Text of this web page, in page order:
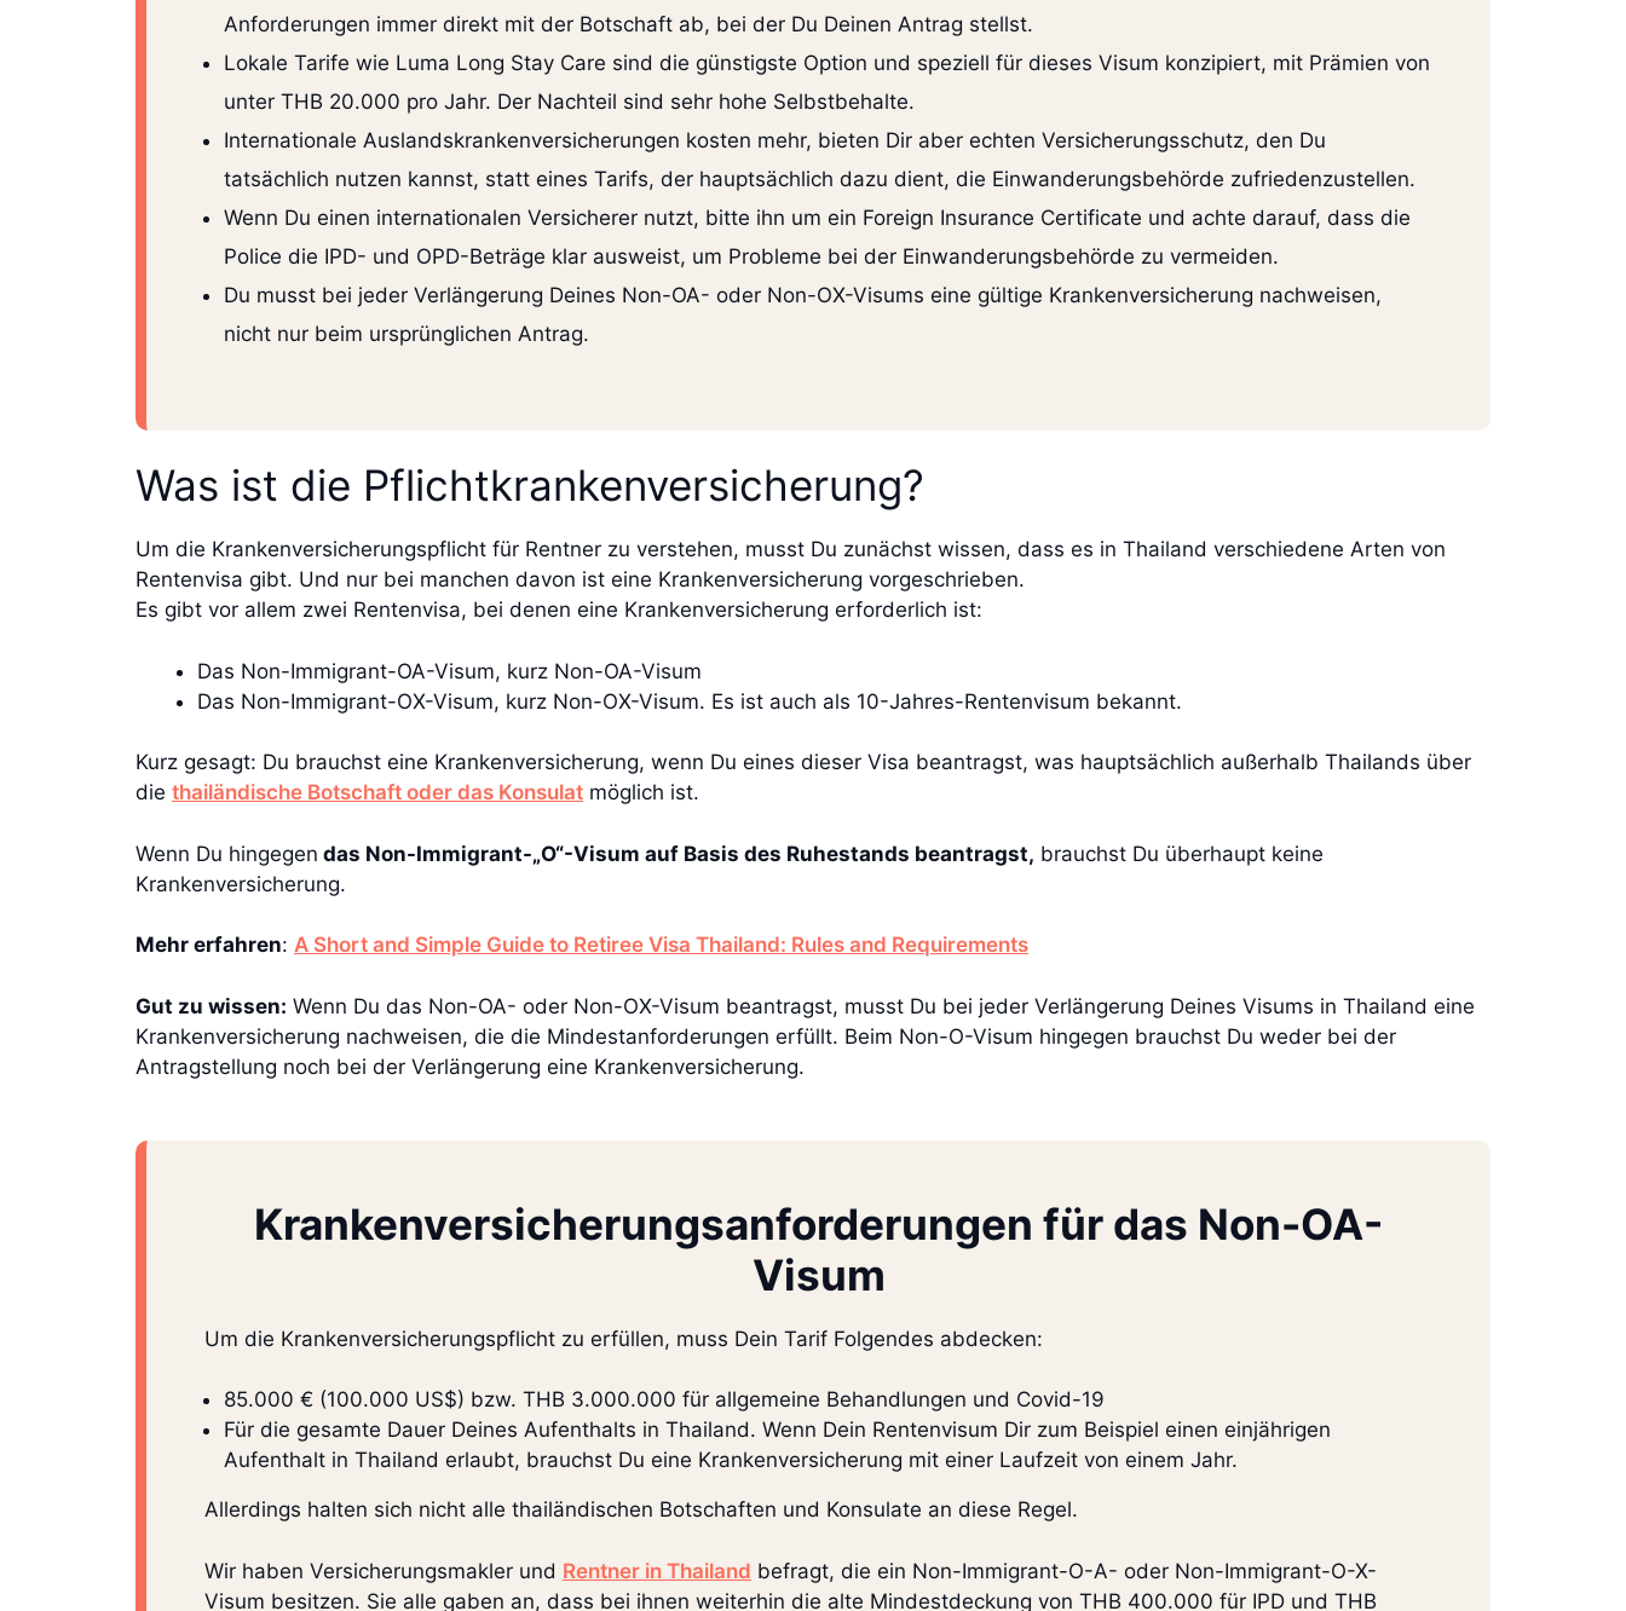
Anforderungen immer direkt mit der Botschaft ab, bei der Du Deinen Antrag stellst.
Lokale Tarife wie Luma Long Stay Care sind die günstigste Option und speziell für dieses Visum konzipiert, mit Prämien von
unter THB 20.000 pro Jahr. Der Nachteil sind sehr hohe Selbstbehalte.
Internationale Auslandskrankenversicherungen kosten mehr, bieten Dir aber echten Versicherungsschutz, den Du
tatsächlich nutzen kannst, statt eines Tarifs, der hauptsächlich dazu dient, die Einwanderungsbehörde zufriedenzustellen.
Wenn Du einen internationalen Versicherer nutzt, bitte ihn um ein Foreign Insurance Certificate und achte darauf, dass die
Police die IPD- und OPD-Beträge klar ausweist, um Probleme bei der Einwanderungsbehörde zu vermeiden.
Du musst bei jeder Verlängerung Deines Non-OA- oder Non-OX-Visums eine gültige Krankenversicherung nachweisen,
nicht nur beim ursprünglichen Antrag.
Was ist die Pflichtkrankenversicherung?
Um die Krankenversicherungspflicht für Rentner zu verstehen, musst Du zunächst wissen, dass es in Thailand verschiedene Arten von
Rentenvisa gibt. Und nur bei manchen davon ist eine Krankenversicherung vorgeschrieben.
Es gibt vor allem zwei Rentenvisa, bei denen eine Krankenversicherung erforderlich ist:
Das Non-Immigrant-OA-Visum, kurz Non-OA-Visum
Das Non-Immigrant-OX-Visum, kurz Non-OX-Visum. Es ist auch als 10-Jahres-Rentenvisum bekannt.
Kurz gesagt: Du brauchst eine Krankenversicherung, wenn Du eines dieser Visa beantragst, was hauptsächlich außerhalb Thailands über
die thailändische Botschaft oder das Konsulat möglich ist.
Wenn Du hingegen das Non-Immigrant-„O“-Visum auf Basis des Ruhestands beantragst, brauchst Du überhaupt keine
Krankenversicherung.
Mehr erfahren: A Short and Simple Guide to Retiree Visa Thailand: Rules and Requirements
Gut zu wissen: Wenn Du das Non-OA- oder Non-OX-Visum beantragst, musst Du bei jeder Verlängerung Deines Visums in Thailand eine
Krankenversicherung nachweisen, die die Mindestanforderungen erfüllt. Beim Non-O-Visum hingegen brauchst Du weder bei der
Antragstellung noch bei der Verlängerung eine Krankenversicherung.
Krankenversicherungsanforderungen für das Non-OA-
Visum
Um die Krankenversicherungspflicht zu erfüllen, muss Dein Tarif Folgendes abdecken:
85.000 € (100.000 US$) bzw. THB 3.000.000 für allgemeine Behandlungen und Covid-19
Für die gesamte Dauer Deines Aufenthalts in Thailand. Wenn Dein Rentenvisum Dir zum Beispiel einen einjährigen
Aufenthalt in Thailand erlaubt, brauchst Du eine Krankenversicherung mit einer Laufzeit von einem Jahr.
Allerdings halten sich nicht alle thailändischen Botschaften und Konsulate an diese Regel.
Wir haben Versicherungsmakler und Rentner in Thailand befragt, die ein Non-Immigrant-O-A- oder Non-Immigrant-O-X-
Visum besitzen. Sie alle gaben an, dass bei ihnen weiterhin die alte Mindestdeckung von THB 400.000 für IPD und THB